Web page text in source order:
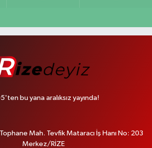
bu yana aralıksız yayında!
Mah. Tevfik Mataracı İş Hanı No: 203
Merkez/RİZE